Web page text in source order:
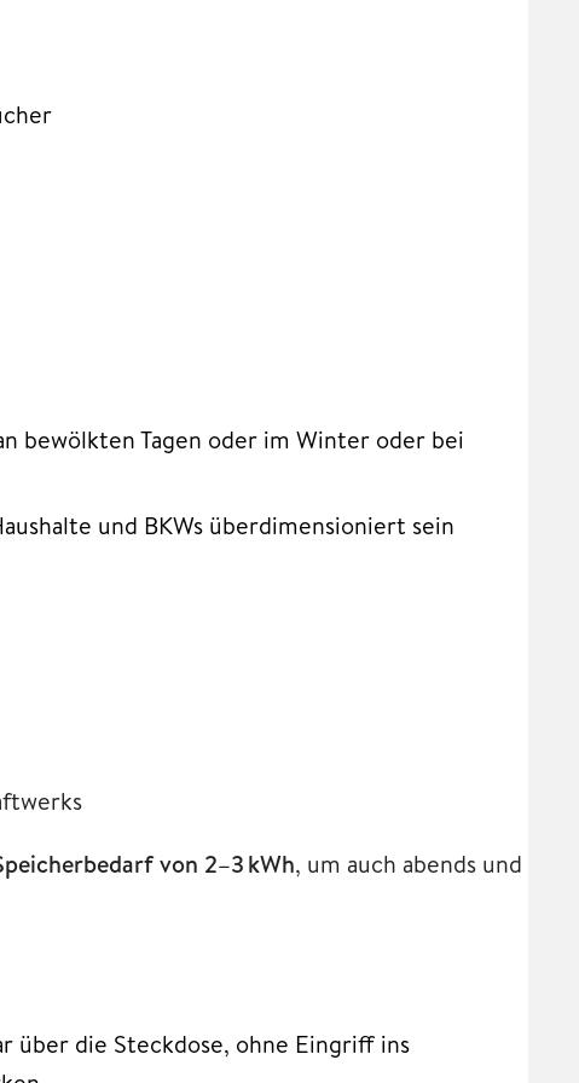
bewölkten Tagen oder im Winter oder bei
und BKWs überdimensioniert sein
von 2–3 kWh, um auch abends und
über die Steckdose, ohne Eingriff ins